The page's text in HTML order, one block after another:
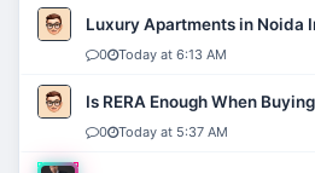
Luxury Apartments in Noida
0 Today at 6:13 AM
Is RERA Enough When
0 Today at 5:37 AM